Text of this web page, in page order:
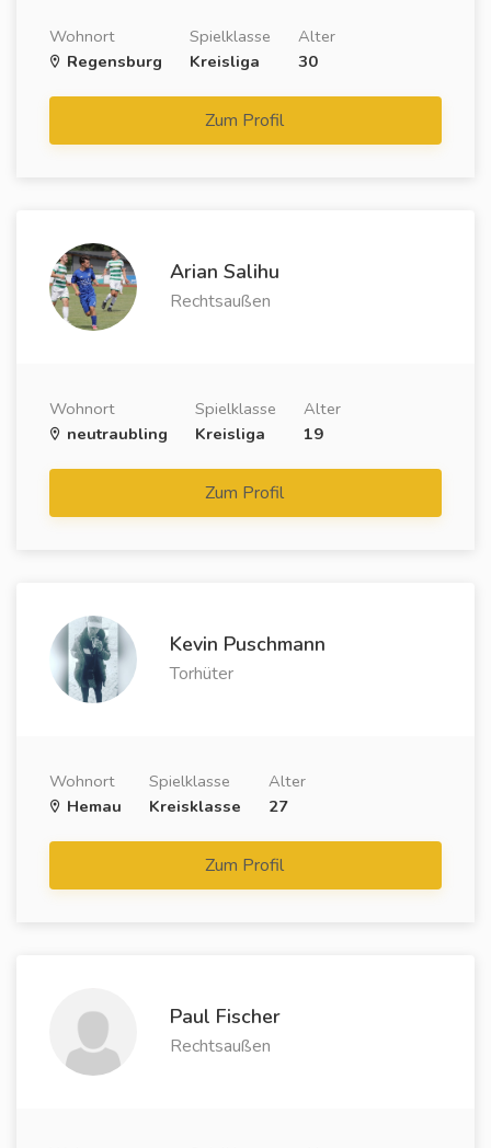
Wohnort
Regensburg
Spielklasse
Kreisliga
Alter
30
Zum Profil
Arian Salihu
Rechtsaußen
Wohnort
neutraubling
Spielklasse
Kreisliga
Alter
19
Zum Profil
Kevin Puschmann
Torhüter
Wohnort
Hemau
Spielklasse
Kreisklasse
Alter
27
Zum Profil
Paul Fischer
Rechtsaußen